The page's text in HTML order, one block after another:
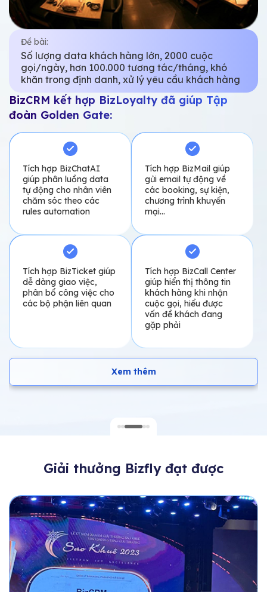
Đề bài:
Doanh nghiệp mới phát triển kênh online nhưng
chưa đạt được hiệu quả cao vì nhân sự làm việc
với nhiều công cụ ở nhiều nền tảng, thiếu sự nhất
quán về thông tin và cách vận hành.
BizCRM kết hợp BizLoyalty đã giúp Sohaco:
Lưu trữ, quản lý data
khách hàng từ website,
nhiều fanpage trên
Quản lý, phân luồng
data tự động để nhân
viên dễ dàng theo dõi
Kết nối các công cụ tương tác tự động nhưu chatbot,
email… với từng kịch bản chăm sóc cụ thể.
Xem thêm
Giải thưởng Bizfly đạt được